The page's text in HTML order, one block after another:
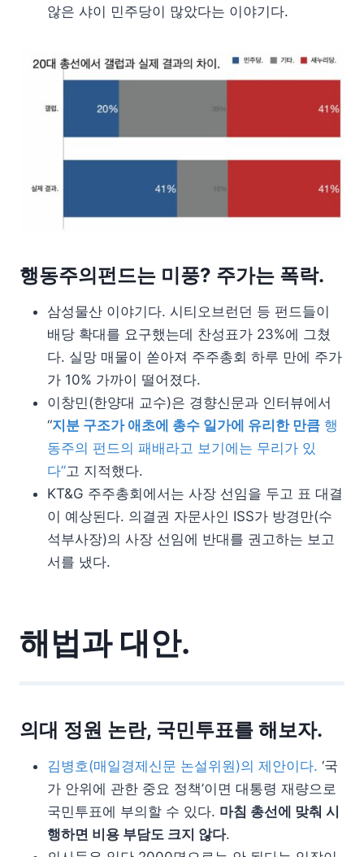
않은 샤이 민주당이 많았다는 이야기다.
행동주의펀드는 미풍? 주가는 폭락.
삼성물산 이야기다. 시티오브런던 등 펀드들이
배당 확대를 요구했는데 찬성표가 23%에 그쳤
다. 실망 매물이 쏟아져 주주총회 하루 만에 주가
가 10% 가까이 떨어졌다.
이창민(한양대 교수)은 경향신문과 인터뷰에서
“지분 구조가 애초에 총수 일가에 유리한 만큼 행
동주의 펀드의 패배라고 보기에는 무리가 있
다”고 지적했다.
KT&G 주주총회에서는 사장 선임을 두고 표 대결
이 예상된다. 의결권 자문사인 ISS가 방경만(수
석부사장)의 사장 선임에 반대를 권고하는 보고
서를 냈다.
해법과 대안.
의대 정원 논란, 국민투표를 해보자.
김병호(매일경제신문 논설위원)의 제안이다. ‘국
가 안위에 관한 중요 정책’이면 대통령 재량으로
국민투표에 부의할 수 있다. 마침 총선에 맞춰 시
행하면 비용 부담도 크지 않다.